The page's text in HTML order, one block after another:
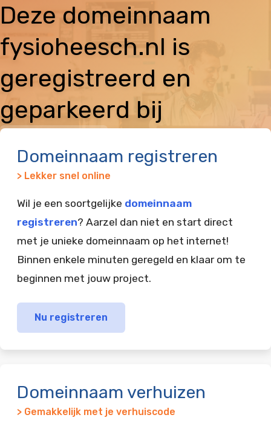
Deze domeinnaam
fysioheesch.nl is
geregistreerd en
geparkeerd bij
Domeinnaam registreren
> Lekker snel online
Wil je een soortgelijke domeinnaam
registreren? Aarzel dan niet en start direct
met je unieke domeinnaam op het internet!
Binnen enkele minuten geregeld en klaar om te
beginnen met jouw project.
Nu registreren
Domeinnaam verhuizen
> Gemakkelijk met je verhuiscode